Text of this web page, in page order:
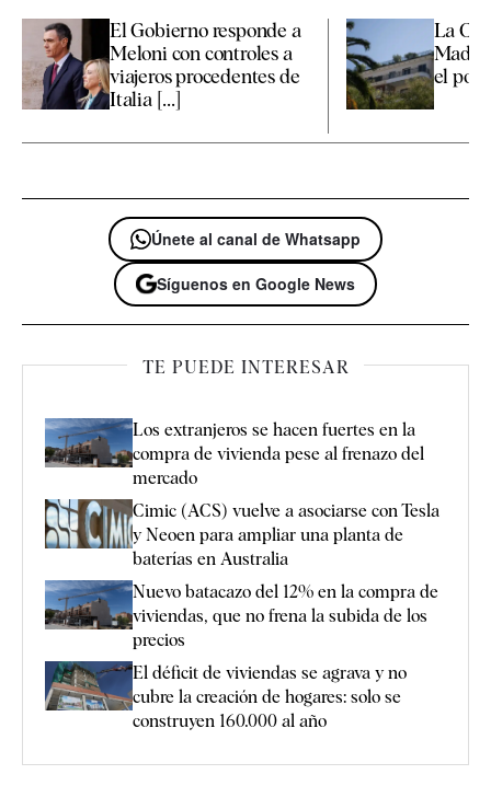
El Gobierno responde a
Meloni con controles a
viajeros procedentes de
Italia [...]
La
el
Únete al canal de Whatsapp
Síguenos en Google News
TE PUEDE INTERESAR
Los extranjeros se hacen fuertes en la
compra de vivienda pese al frenazo del
mercado
Cimic (ACS) vuelve a asociarse con Tesla
y Neoen para ampliar una planta de
baterías en Australia
Nuevo batacazo del 12% en la compra de
viviendas, que no frena la subida de los
precios
El déficit de viviendas se agrava y no
cubre la creación de hogares: solo se
construyen 160.000 al año